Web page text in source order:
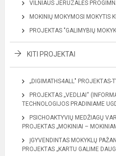
VILNIAUS JERUZALĖS
MOKINIŲ MOKYMOSI MOKYTIS
PROJEKTAS "GALIMYBIŲ
KITI PROJEKTAI
„DIGIMATHS4ALL" PROJEKTAS-
PROJEKTAS „VEDLIAI“
TECHNOLOGIJOS PRADINIAME
PSICHOAKTYVIŲ MEDŽIAGŲ
PROJEKTAS „MOKINIAI –
ĮGYVENDINTAS MOKYKLŲ
PROJEKTAS „KARTU GALIME